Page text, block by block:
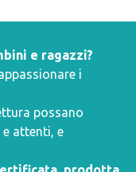
e ragazzi?
i
possano
attenti, e